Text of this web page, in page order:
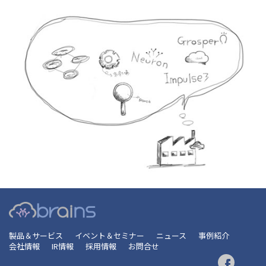
製品＆サービス イベント＆セミナー ニュース
事例紹介
会社情報
IR情報 採用情報 お問合せ